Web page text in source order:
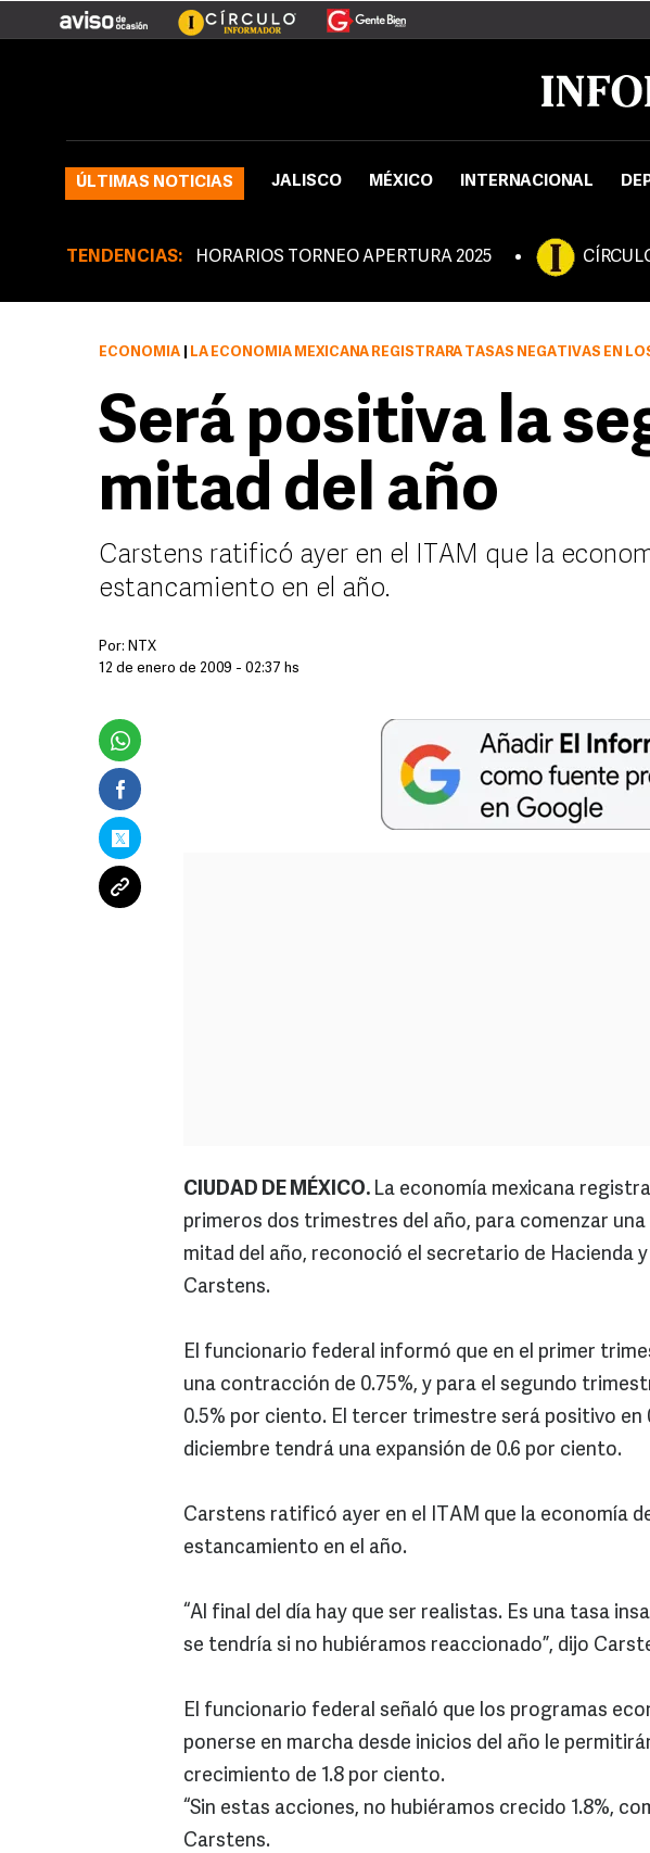
ÚLTIMAS NOTICIAS JALISCO MÉXICO INTERNACIONAL
TENDENCIAS: HORARIOS TORNEO APERTURA 2025
ECONOMÍA LA ECONOMÍA MEXICANA REGISTRARÁ TASAS NEGATIVAS EN LOS PRIMEROS DOS
Será positiva la
mitad del año
Carstens ratificó ayer en el ITAM que la
estancamiento en el año.
Por: NTX
12 de enero de 2009 - 02:37 hs
CIUDAD DE MÉXICO. La economía mexicana
primeros dos trimestres del año, para comenzar
mitad del año, reconoció el secretario de Hacienda
Carstens.
El funcionario federal informó que en el primer
una contracción de 0.75%, y para el segundo
0.5% por ciento. El tercer trimestre será positivo en
diciembre tendrá una expansión de 0.6 por ciento.
Carstens ratificó ayer en el ITAM que la economía
estancamiento en el año.
“Al final del día hay que ser realistas. Es una tasa
se tendría si no hubiéramos reaccionado”, dijo
El funcionario federal señaló que los programas
ponerse en marcha desde inicios del año le
crecimiento de 1.8 por ciento.
“Sin estas acciones, no hubiéramos crecido 1.8%,
Carstens.